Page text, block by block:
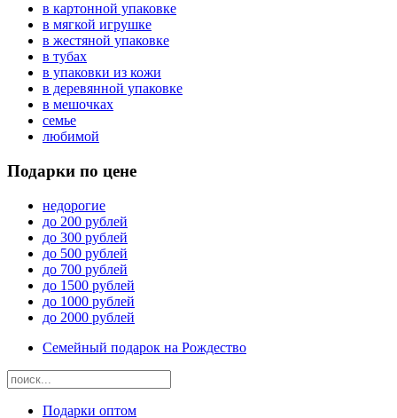
в картонной упаковке
в мягкой игрушке
в жестяной упаковке
в тубах
в упаковки из кожи
в деревянной упаковке
в мешочках
семье
любимой
Подарки по цене
недорогие
до 200 рублей
до 300 рублей
до 500 рублей
до 700 рублей
до 1500 рублей
до 1000 рублей
до 2000 рублей
Семейный подарок на Рождество
Подарки оптом